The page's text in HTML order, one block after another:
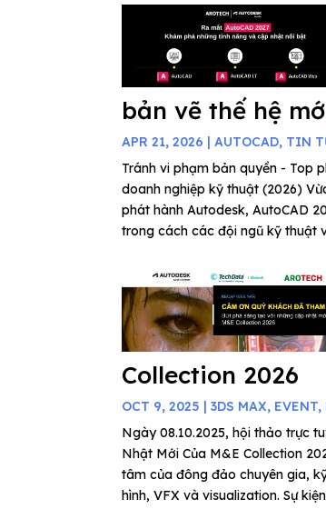
bản vẽ thế hệ
APR 21, 2026 |AUTOCAD, TIN
Tránh vi phạm bản quyền - Top
doanh nghiệp kỹ thuật (2026)
phát hành Autodesk, AutoCAD
trong cách các đội ngũ kỹ thuật
Collection 2026
OCT 9, 2025 |3DS MAX, EVENT,
Ngày 08.10.2025, hội thảo trực
Nhật Mới Của M&E Collection
tâm của đông đảo chuyên gia,
hình, VFX và visualization. Sự